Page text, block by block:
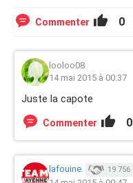
Commenter 0
looloo08
14 mai 2015 à 00:37
Juste la capote
Commenter 0
lafouine. 19 756